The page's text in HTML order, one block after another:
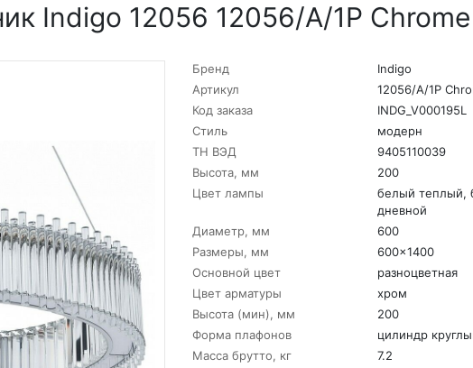
Indigo 12056 12056/A/1P Chrome
Бренд
Indigo
Артикул
12056/A/1P
Код заказа
INDG_V000195L
Стиль
модерн
ТН ВЭД
9405110039
Высота, мм
200
Цвет лампы
белый теплый,
дневной
Диаметр, мм
600
Размеры, мм
600x1400
Основной цвет
разноцветная
Цвет арматуры
хром
Высота (мин), мм
200
Форма плафонов
цилиндр
Масса брутто, кг
7.2